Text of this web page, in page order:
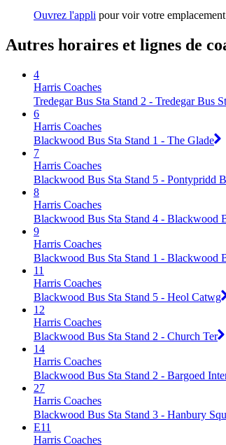
Ouvrez l'appli pour voir votre
Autres horaires et lignes de
4
Harris Coaches
Tredegar Bus Sta Stand 2 - Tredegar Bus
6
Harris Coaches
Blackwood Bus Sta Stand 1 - The Glade
7
Harris Coaches
Blackwood Bus Sta Stand 5 - Pontypridd
8
Harris Coaches
Blackwood Bus Sta Stand 4 - Blackwood
9
Harris Coaches
Blackwood Bus Sta Stand 1 - Blackwood
11
Harris Coaches
Blackwood Bus Sta Stand 5 - Heol Catwg
12
Harris Coaches
Blackwood Bus Sta Stand 2 - Church Ter
14
Harris Coaches
Blackwood Bus Sta Stand 2 - Bargoed
27
Harris Coaches
Blackwood Bus Sta Stand 3 - Hanbury
E11
Harris Coaches